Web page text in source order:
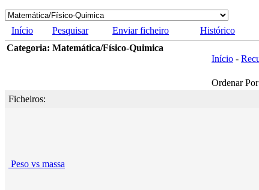
Início Pesquisar Enviar ficheiro Histórico
Categoria: Matemática/Físico-Quimica
Início -
Ordenar
Ficheiros:
Peso vs massa